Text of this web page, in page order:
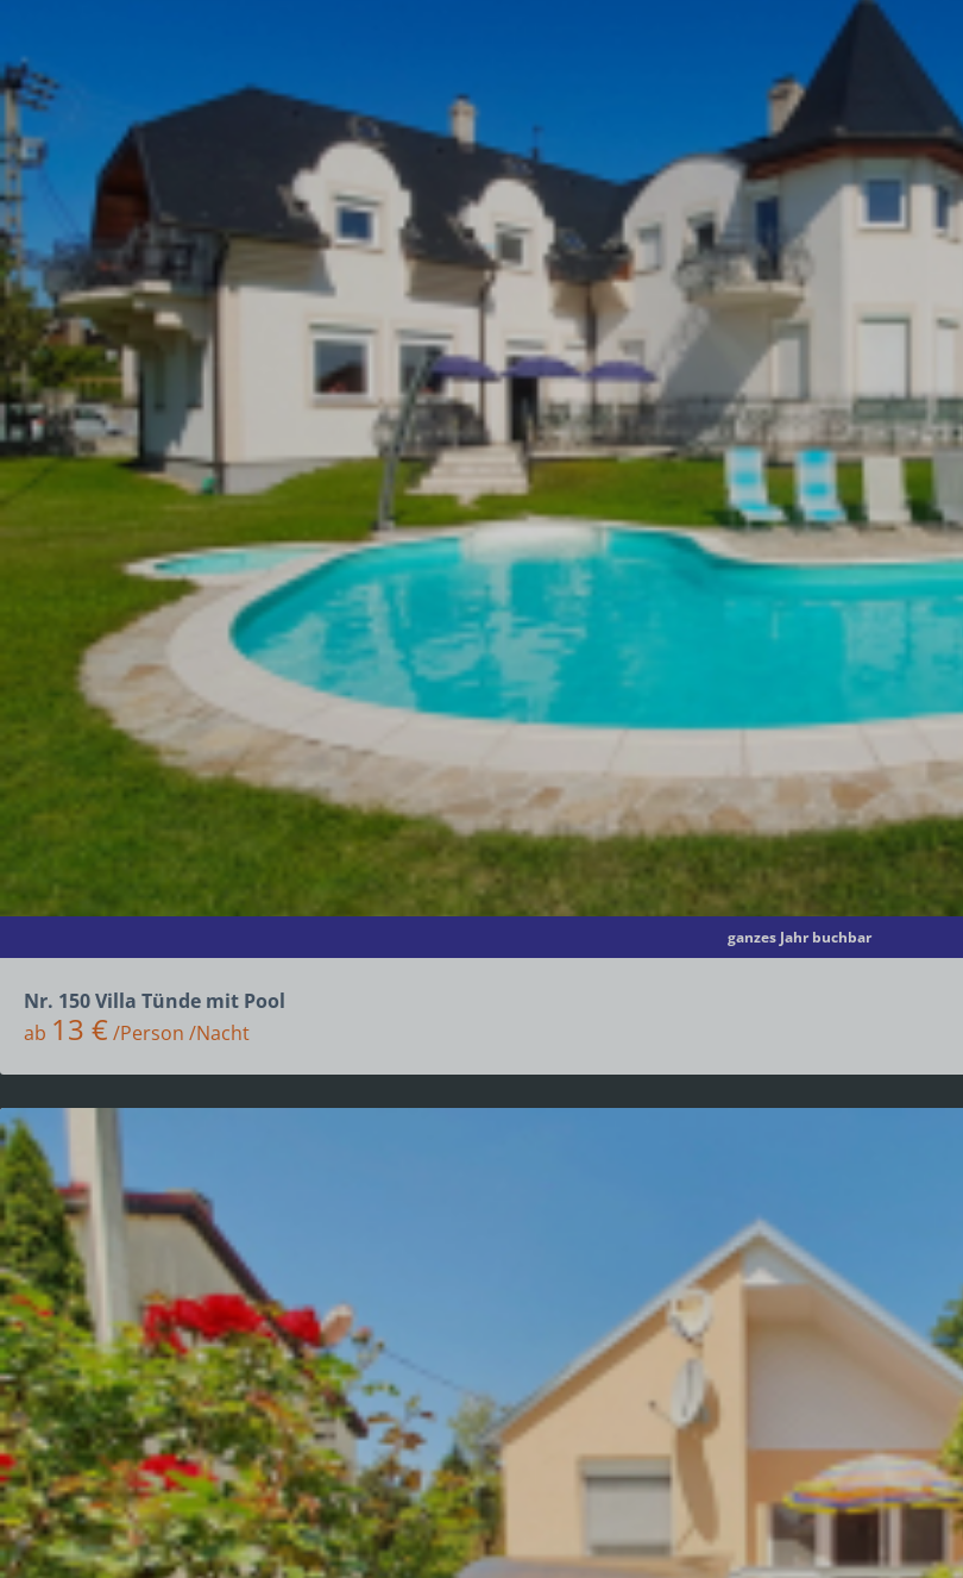
ganzes Jahr buchbar
Nr. 150 Villa Tünde mit Pool
ab 13 €/Person /Nacht